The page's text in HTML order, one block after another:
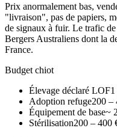
Prix anormalement bas,
"livraison", pas de papiers,
de signaux à fuir. Le trafic
Bergers Australiens dont la
France.
Budget chiot
Élevage déclaré LOF
Adoption refuge200 –
Équipement de base~
Stérilisation200 – 400